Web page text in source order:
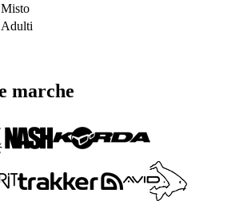
Misto
Adulti
marche